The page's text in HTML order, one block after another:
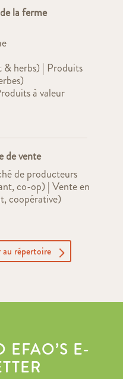
la ferme
& herbs) | Produits
à valeur
de vente
de producteurs
co-op) | Vente en
coopérative)
répertoire
EFAO’S E-